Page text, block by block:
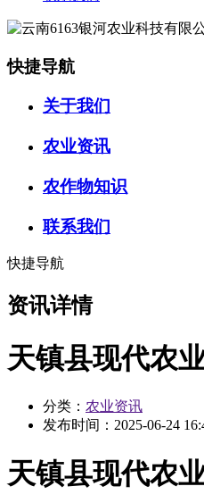
快捷导航
关于我们
农业资讯
农作物知识
联系我们
快捷导航
资讯详情
天镇县现代农
分类： 农业资讯
发布时间： 2025-06-24
天镇县现代农